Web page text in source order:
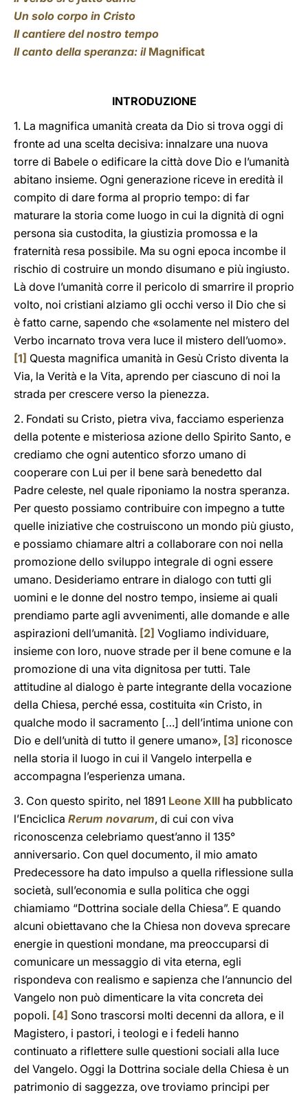
Un solo corpo in Cristo
Il cantiere del nostro tempo
Il canto della speranza: il Magnificat
INTRODUZIONE
1. La magnifica umanità creata da Dio si trova oggi di
fronte ad una scelta decisiva: innalzare una nuova
torre di Babele o edificare la città dove Dio e l’umanità
abitano insieme. Ogni generazione riceve in eredità il
compito di dare forma al proprio tempo: di far
maturare la storia come luogo in cui la dignità di ogni
persona sia custodita, la giustizia promossa e la
fraternità resa possibile. Ma su ogni epoca incombe il
rischio di costruire un mondo disumano e più ingiusto.
Là dove l’umanità corre il pericolo di smarrire il proprio
volto, noi cristiani alziamo gli occhi verso il Dio che si
è fatto carne, sapendo che «solamente nel mistero del
Verbo incarnato trova vera luce il mistero dell’uomo».
[1] Questa magnifica umanità in Gesù Cristo diventa la
Via, la Verità e la Vita, aprendo per ciascuno di noi la
strada per crescere verso la pienezza.
2. Fondati su Cristo, pietra viva, facciamo esperienza
della potente e misteriosa azione dello Spirito Santo, e
crediamo che ogni autentico sforzo umano di
cooperare con Lui per il bene sarà benedetto dal
Padre celeste, nel quale riponiamo la nostra speranza.
Per questo possiamo contribuire con impegno a tutte
quelle iniziative che costruiscono un mondo più giusto,
e possiamo chiamare altri a collaborare con noi nella
promozione dello sviluppo integrale di ogni essere
umano. Desideriamo entrare in dialogo con tutti gli
uomini e le donne del nostro tempo, insieme ai quali
prendiamo parte agli avvenimenti, alle domande e alle
aspirazioni dell’umanità. [2] Vogliamo individuare,
insieme con loro, nuove strade per il bene comune e la
promozione di una vita dignitosa per tutti. Tale
attitudine al dialogo è parte integrante della vocazione
della Chiesa, perché essa, costituita «in Cristo, in
qualche modo il sacramento […] dell’intima unione con
Dio e dell’unità di tutto il genere umano», [3] riconosce
nella storia il luogo in cui il Vangelo interpella e
accompagna l’esperienza umana.
3. Con questo spirito, nel 1891 Leone XIII ha pubblicato
l’Enciclica Rerum novarum, di cui con viva
riconoscenza celebriamo quest’anno il 135°
anniversario. Con quel documento, il mio amato
Predecessore ha dato impulso a quella riflessione sulla
società, sull’economia e sulla politica che oggi
chiamiamo “Dottrina sociale della Chiesa”. E quando
alcuni obiettavano che la Chiesa non doveva sprecare
energie in questioni mondane, ma preoccuparsi di
comunicare un messaggio di vita eterna, egli
rispondeva con realismo e sapienza che l’annuncio del
Vangelo non può dimenticare la vita concreta dei
popoli. [4] Sono trascorsi molti decenni da allora, e il
Magistero, i pastori, i teologi e i fedeli hanno
continuato a riflettere sulle questioni sociali alla luce
del Vangelo. Oggi la Dottrina sociale della Chiesa è un
patrimonio di saggezza, ove troviamo principi per